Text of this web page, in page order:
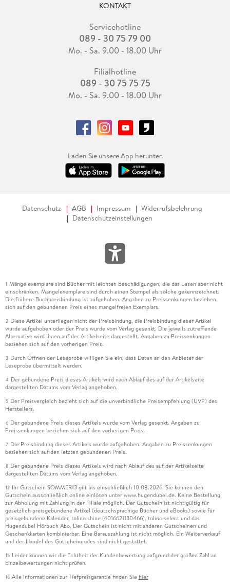
KONTAKT
Servicehotline
089 - 30 75 79 00
Mo. - Sa. 9.00 - 18.00 Uhr
Filialhotline
089 - 30 75 75 75
Mo. - Sa. 9.00 - 18.00 Uhr
Laden Sie unsere App herunter.
Datenschutz AGB Impressum
Widerrufsbelehrung
Datenschutzeinstellungen
1 Mängelexemplare sind Bücher mit leichten Beschädigungen, die das Lesen aber nicht
einschränken. Mängelexemplare sind durch einen Stempel als solche gekennzeichnet.
Die frühere Buchpreisbindung ist aufgehoben. Angaben zu Preissenkungen beziehen
sich auf den gebundenen Preis eines mangelfreien Exemplars.
2 Diese Artikel unterliegen nicht der Preisbindung, die Preisbindung dieser Artikel
wurde aufgehoben oder der Preis wurde vom Verlag gesenkt. Die jeweils zutreffende
Alternative wird Ihnen auf der Artikelseite dargestellt. Angaben zu Preissenkungen
beziehen sich auf den vorherigen Preis.
3 Durch Öffnen der Leseprobe willigen Sie ein, dass Daten an den Anbieter der
Leseprobe übermittelt werden.
4 Der gebundene Preis dieses Artikels wird nach Ablauf des auf der Artikelseite
dargestellten Datums vom Verlag angehoben.
5 Der Preisvergleich bezieht sich auf die unverbindliche Preisempfehlung (UVP) des
Herstellers.
6 Der gebundene Preis dieses Artikels wurde vom Verlag gesenkt. Angaben zu
Preissenkungen beziehen sich auf den vorherigen Preis.
7 Die Preisbindung dieses Artikels wurde aufgehoben. Angaben zu Preissenkungen
beziehen sich auf den letzten gebundenen Preis.
8 Der gebundene Preis dieses Artikels wird nach Ablauf des auf der Artikelseite
dargestellten Datums vom Verlag angehoben.
12 Ihr Gutschein SOMMER13 gilt bis einschließlich 10.08.2026. Sie können den
Gutschein ausschließlich online einlösen unter www.hugendubel.de. Keine Bestellung
zur Abholung mit Zahlung in der Filiale möglich. Der Gutschein ist nicht gültig für
gesetzlich preisgebundene Artikel (deutschsprachige Bücher und eBooks) sowie für
preisgebundene Kalender, tolino shine (4016621130466), tolino select und das
Hugendubel Hörbuch Abo. Der Gutschein ist nicht mit anderen Gutscheinen und
Geschenkkarten kombinierbar. Eine Barauszahlung ist nicht möglich. Ein Weiterverkauf
und der Handel des Gutscheincodes sind nicht gestattet.
15 Leider können wir die Echtheit der Kundenbewertung aufgrund der großen Zahl an
Einzelbewertungen nicht prüfen.
16 Alle Informationen zur Tiefpreisgarantie finden Sie hier